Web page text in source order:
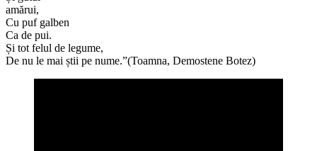
amărui,
Cu puf galben
Ca de pui.
Și tot felul de legume,
De nu le mai știi pe nume.”(Toamna, Demostene Botez)